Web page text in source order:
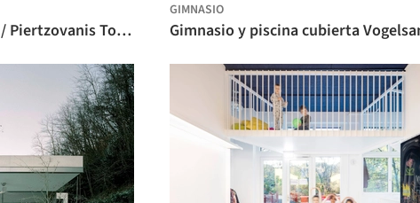
Casa patio Kleinbasel / Piertzovanis Toews
GIMNASIO